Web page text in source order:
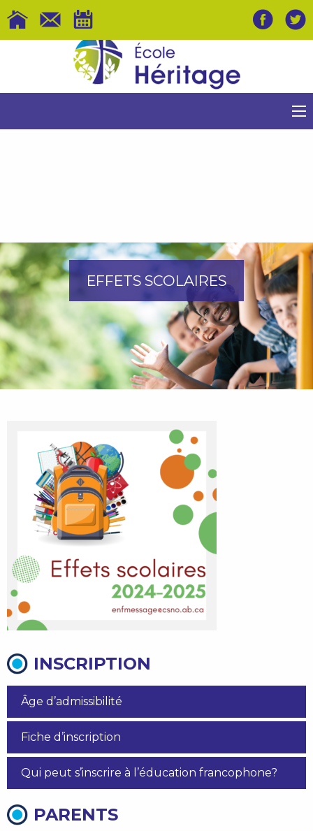
EFFETS SCOLAIRES
INSCRIPTION
Âge d’admissibilité
Fiche d’inscription
Qui peut s’inscrire à l’éducation francophone?
PARENTS